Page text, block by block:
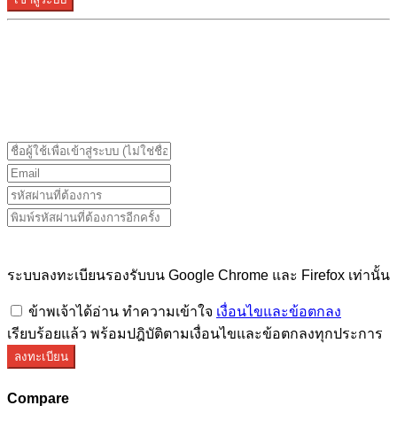
ระบบลงทะเบียนรองรับบน Google Chrome และ Firefox เท่านั้น
ข้าพเจ้าได้อ่าน ทำความเข้าใจ เงื่อนไขและข้อตกลง
เรียบร้อยแล้ว พร้อมปฎิบัติตามเงื่อนไขและข้อตกลงทุกประการ
ลงทะเบียน
Compare